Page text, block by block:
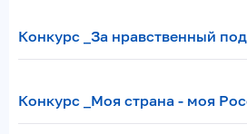
Конкурс _За нравственный
Конкурс _Моя страна - моя